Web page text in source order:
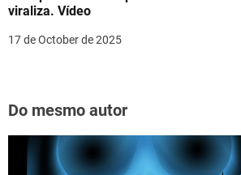
viraliza. Vídeo
17 de October de 2025
Do mesmo autor